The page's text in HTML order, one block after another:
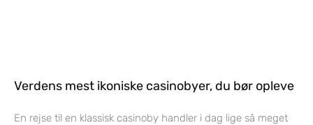
Verdens mest ikoniske casinobyer, du bør opleve
En rejse til en klassisk casinoby handler i dag lige så meget